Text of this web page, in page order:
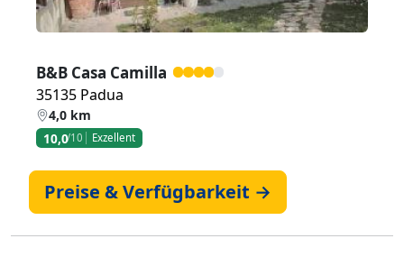
B&B Casa Camilla
35135 Padua
4,0 km
10,0/10 Exzellent
Preise & Verfügbarkeit →